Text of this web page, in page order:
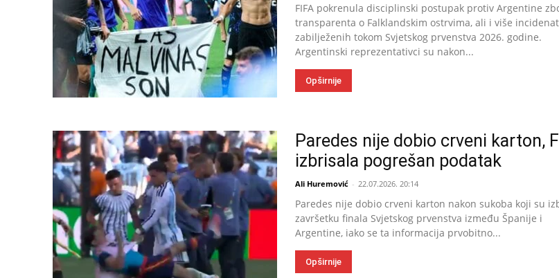
FIFA pokrenula disciplinski postupak protiv Argentine
transparenta o Falklandskim ostrvima, ali i više
zabilježenih tokom Svjetskog prvenstva 2026. godine.
Argentinski reprezentativci su nakon...
Opširnije
Paredes nije dobio crveni karton,
izbrisala pogrešan podatak
Ali Huremović - 22.07.2026. 20:14
Paredes nije dobio crveni karton nakon sukoba koji su
završetku finala Svjetskog prvenstva između Španije i
Argentine, iako se ta informacija prvobitno...
Opširnije